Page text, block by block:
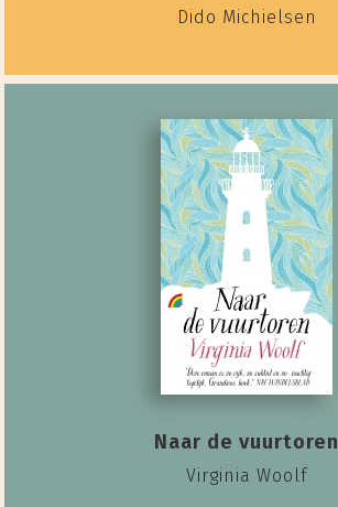
Dido Michielsen
Naar de vuurtoren
Virginia Woolf